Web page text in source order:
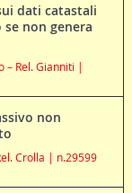
dati catastali
non genera
– Rel. Gianniti |
non
Crolla | n.29599